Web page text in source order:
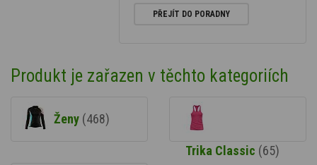
PŘEJÍT DO PORADNY
Produkt je zařazen v těchto kategoriích
Ženy (468)
Trika Classic (65)